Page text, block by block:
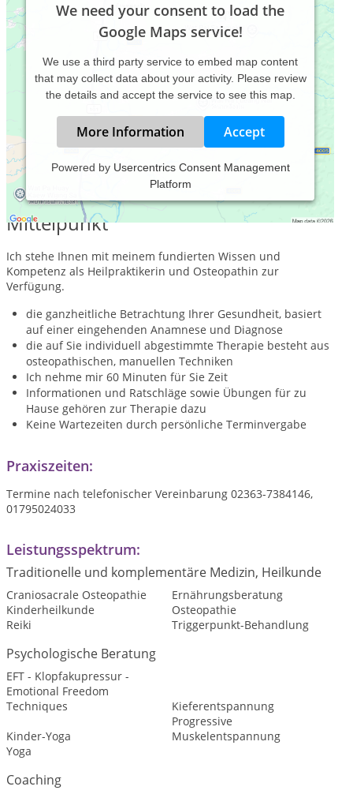
We need your consent to load the
Google Maps service!
We use a third party service to embed map content
that may collect data about your activity. Please review
the details and accept the service to see this map.
More Information Accept
Powered by Usercentrics Consent Management
Platform
Ihre Gesundheit steht hier im
Mittelpunkt
Ich stehe Ihnen mit meinem fundierten Wissen und
Kompetenz als Heilpraktikerin und Osteopathin zur
Verfügung.
die ganzheitliche Betrachtung Ihrer Gesundheit, basiert
auf einer eingehenden Anamnese und Diagnose
die auf Sie individuell abgestimmte Therapie besteht aus
osteopathischen, manuellen Techniken
Ich nehme mir 60 Minuten für Sie Zeit
Informationen und Ratschläge sowie Übungen für zu
Hause gehören zur Therapie dazu
Keine Wartezeiten durch persönliche Terminvergabe
Praxiszeiten:
Termine nach telefonischer Vereinbarung 02363-7384146,
01795024033
Leistungsspektrum:
Traditionelle und komplementäre Medizin, Heilkunde
Craniosacrale Osteopathie
Ernährungsberatung
Kinderheilkunde
Osteopathie
Reiki
Triggerpunkt-Behandlung
Psychologische Beratung
EFT - Klopfakupressur -
Emotional Freedom
Techniques
Kieferentspannung
Kinder-Yoga
Progressive
Muskelentspannung
Yoga
Coaching